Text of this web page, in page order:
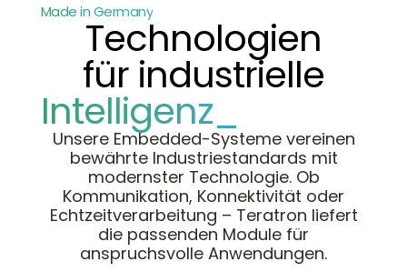
Made in Germany
Technologien
für industrielle
Intelligenz_
Unsere Embedded-Systeme vereinen
bewährte Industriestandards mit
modernster Technologie. Ob
Kommunikation, Konnektivität oder
Echtzeitverarbeitung – Teratron liefert
die passenden Module für
anspruchsvolle Anwendungen.